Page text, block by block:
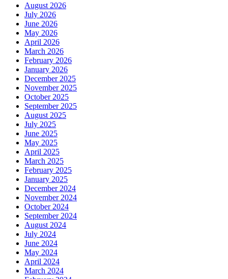
August 2026
July 2026
June 2026
May 2026
April 2026
March 2026
February 2026
January 2026
December 2025
November 2025
October 2025
September 2025
August 2025
July 2025
June 2025
May 2025
April 2025
March 2025
February 2025
January 2025
December 2024
November 2024
October 2024
September 2024
August 2024
July 2024
June 2024
May 2024
April 2024
March 2024